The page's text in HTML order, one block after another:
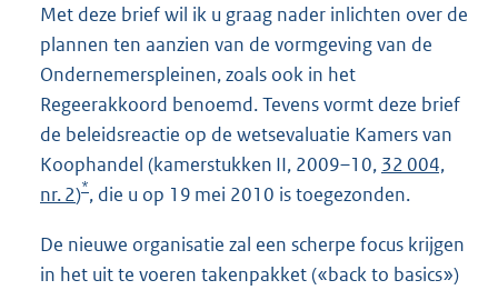
Met deze brief wil ik u graag nader inlichten over de
plannen ten aanzien van de vormgeving van de
Ondernemerspleinen, zoals ook in het
Regeerakkoord benoemd. Tevens vormt deze brief
de beleidsreactie op de wetsevaluatie Kamers van
Koophandel (kamerstukken II, 2009–10, 32 004,
nr. 2)*, die u op 19 mei 2010 is toegezonden.
De nieuwe organisatie zal een scherpe focus krijgen
in het uit te voeren takenpakket («back to basics»)